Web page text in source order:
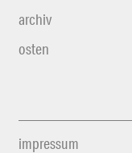
archiv
osten
impressum